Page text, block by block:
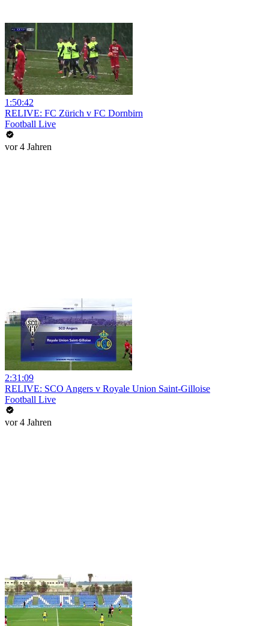
1:50:42
RELIVE: FC Zürich v FC Dornbirn
Football Live
vor 4 Jahren
2:31:09
RELIVE: SCO Angers v Royale Union Saint-Gilloise
Football Live
vor 4 Jahren